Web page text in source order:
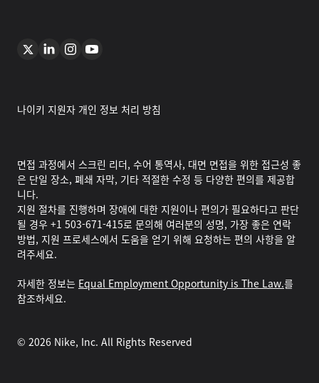
나이키 지원자 개인 정보 처리 방침
면접 과정에서 스크린 리더, 수어 통역사, 대면 면접을 위한 접근성 좋
은 단일 장소, 폐쇄 자막, 기타 적절한 수정 등 다양한 편의를 제공합
니다.
지원 절차를 진행하며 장애에 대한 지원이나 편의가 필요하다고 판단
될 경우 +1 503-671-415로 문의해 여러분의 성명, 가장 좋은 연락
방법, 지원 프로세스에서 도움을 얻기 위해 요청하는 편의 사항을 알
려주세요.
자세한 정보는 Equal Employment Opportunity is The Law.를
참조하세요.
© 2026 Nike, Inc. All Rights Reserved